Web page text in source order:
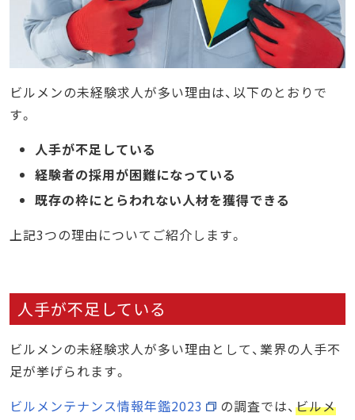
ビルメンの未経験求人が多い理由は、以下のとおりで
す。
人手が不足している
経験者の採用が困難になっている
既存の枠にとらわれない人材を獲得できる
上記3つの理由についてご紹介します。
人手が不足している
ビルメンの未経験求人が多い理由として、業界の人手不
足が挙げられます。
ビルメンテナンス情報年鑑2023
の調査では、 ビルメ